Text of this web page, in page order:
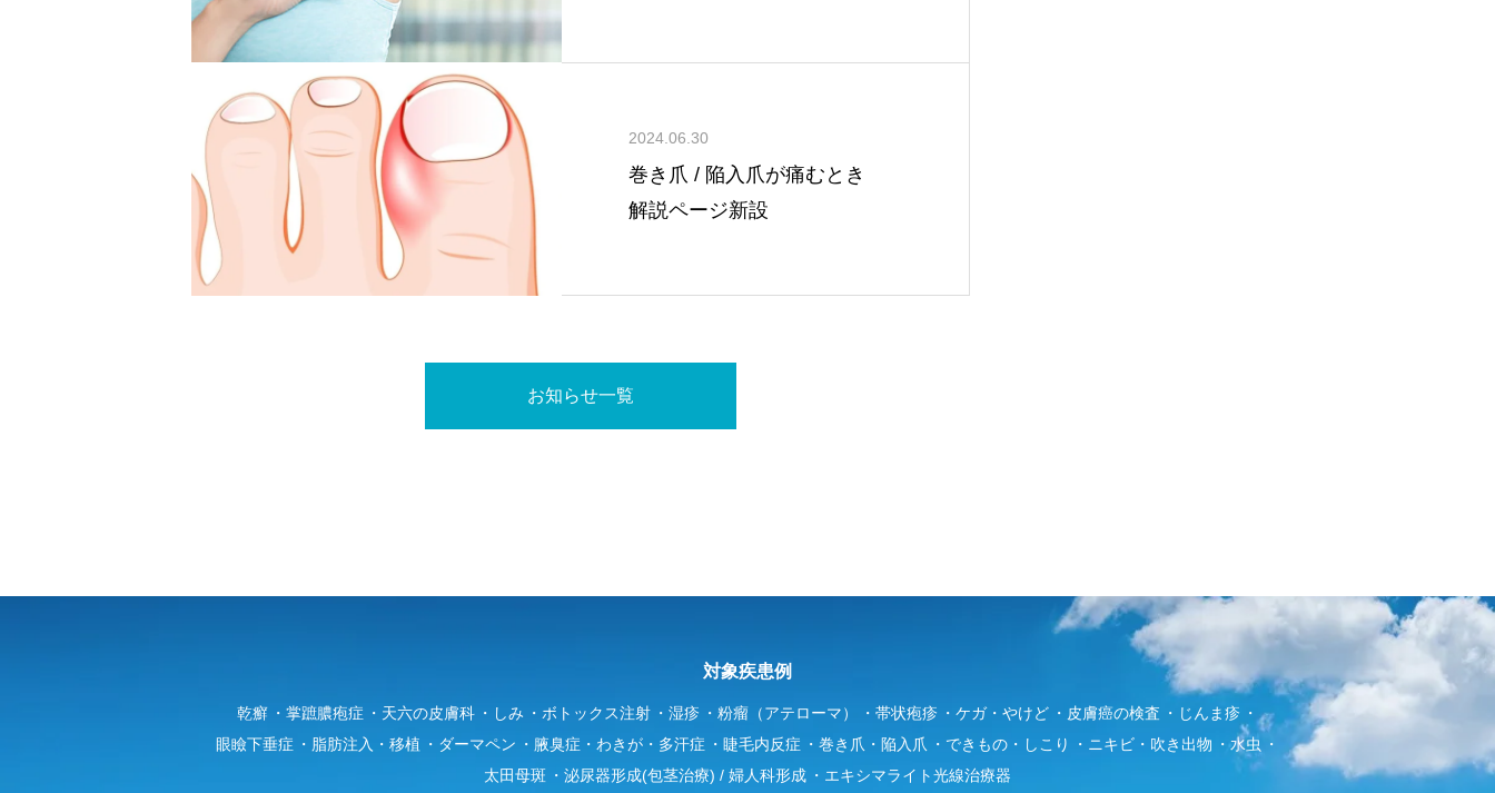
2024.06.30
巻き爪 / 陥入爪が痛むとき
解説ページ新設
お知らせ一覧
対象疾患例
乾癬 掌蹠膿疱症 天六の皮膚科 しみ ボトックス注射 湿疹 粉瘤（アテローマ） 帯状疱疹 ケガ・やけど 皮膚癌の検査
じんま疹
眼瞼下垂症
脂肪注入・移植 ダーマペン 腋臭症・わきが・多汗症 睫毛内反症 巻き爪・陥入爪 できもの・しこり ニキビ・吹き出物
水虫
太田母斑
泌尿器形成(包茎治療) / 婦人科形成 エキシマライト光線治療器